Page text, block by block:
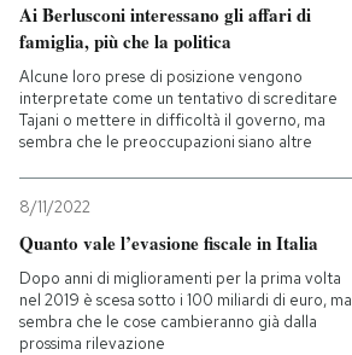
Ai Berlusconi interessano gli affari di
famiglia, più che la politica
Alcune loro prese di posizione vengono
interpretate come un tentativo di screditare
Tajani o mettere in difficoltà il governo, ma
sembra che le preoccupazioni siano altre
8/11/2022
Quanto vale l’evasione fiscale in Italia
Dopo anni di miglioramenti per la prima volta
nel 2019 è scesa sotto i 100 miliardi di euro, ma
sembra che le cose cambieranno già dalla
prossima rilevazione